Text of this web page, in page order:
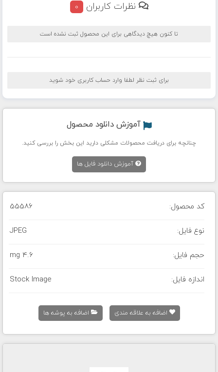
نظرات کاربران 0
تا کنون هیچ دیدگاهی برای این محصول ثبت نشده است
برای ثبت نظر لطفا وارد حساب کاربری خود شوید
آموزش دانلود محصول
چنانچه برای دریافت محصولات مشکلی دارید این بخش را بررسی کنید.
آموزش دانلود فایل ها
کد محصول: 55586
نوع فایل: JPEG
حجم فایل: 4.6 mg
اندازه فایل: Stock Image
اضافه به علاقه مندی اضافه به پوشه ها